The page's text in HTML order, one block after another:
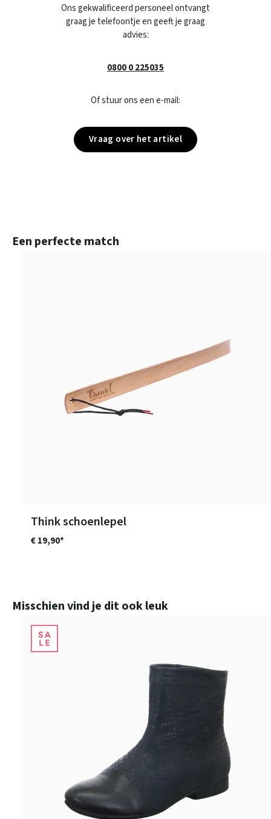
Ons gekwalificeerd personeel ontvangt
graag je telefoontje en geeft je graag
advies:
0800 0 225035
Of stuur ons een e-mail:
Vraag over het artikel
Productgalerij overslaan
Een perfecte match
Think schoenlepel
€ 19,90*
Productgalerij overslaan
Misschien vind je dit ook leuk